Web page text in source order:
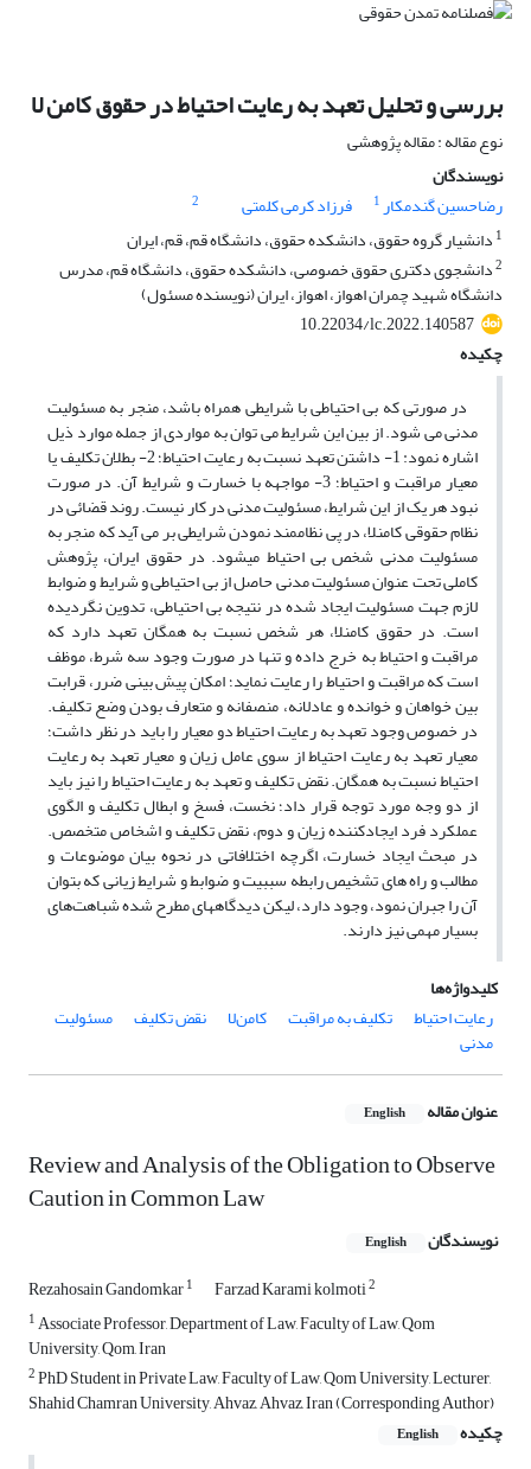
بررسی و تحلیل تعهد به رعایت احتیاط در حقوق کامن لا
نوع مقاله : مقاله پژوهشی
نویسندگان
رضاحسین گندمکار1 فرزاد کرمی کلمتی
2
1 دانشیار گروه حقوق، دانشکده حقوق، دانشگاه قم، قم، ایران
2دانشجوی دکتری حقوق خصوصی، دانشکده حقوق، دانشگاه قم، مدرس
دانشگاه شهید چمران اهواز، اهواز، ایران (نویسنده مسئول)
10.22034/lc.2022.140587
چکیده
در صورتی که بی احتیاطی با شرایطی همراه باشد، منجر به مسئولیت
مدنی می شود. از بین این شرایط می توان به مواردی از جمله موارد ذیل
اشاره نمود: 1- داشتن تعهد نسبت به رعایت احتیاط؛ 2- بطلان تکلیف یا
معیار مراقبت و احتیاط؛ 3- مواجهه با خسارت و شرایط آن. در صورت
نبود هر یک از این شرایط، مسئولیت مدنی در کار نیست. روند قضائی در
نظام حقوقی کامن­لا، در پی نظام­مند نمودن شرایطی بر می آید که منجر به
مسئولیت مدنی شخص بی احتیاط می‏شود. در حقوق ایران، پژوهش
کاملی تحت عنوان مسئولیت مدنی حاصل از بی احتیاطی و شرایط و ضوابط
لازم جهت مسئولیت ایجاد شده در نتیجه بی احتیاطی، تدوین نگردیده
است. در حقوق کامن­لا، هر شخص نسبت به همگان تعهد دارد که
مراقبت و احتیاط به خرج داده و تنها در صورت وجود سه شرط، موظف
است که مراقبت و احتیاط را رعایت نماید؛ امکان پیش بینی ضرر، قرابت
بین خواهان و خوانده و عادلانه، منصفانه و متعارف بودن وضع تکلیف.
در خصوص وجود تعهد به رعایت احتیاط دو معیار را باید در نظر داشت؛
معیار تعهد به رعایت احتیاط از سوی عامل زیان و معیار تعهد به رعایت
احتیاط نسبت به همگان. نقض تکلیف و تعهد به رعایت احتیاط را نیز باید
از دو وجه مورد توجه قرار داد؛ نخست، فسخ و ابطال تکلیف و الگوی
عملکرد فرد ایجادکننده زیان و دوم، نقض تکلیف و اشخاص متخصص.
در مبحث ایجاد خسارت، اگرچه اختلافاتی در نحوه بیان موضوعات و
مطالب و راه های تشخیص رابطه سببیت و ضوابط و شرایط زیانی که بتوان
آن را جبران نمود، وجود دارد، لیکن دیدگاه‏های مطرح شده شباهت‌های
بسیار مهمی نیز دارند.
کلیدواژه‌ها
رعایت احتیاط
تکلیف به مراقبت کامن‌لا نقض تکلیف مسئولیت
مدنی
عنوان مقاله English
Review and Analysis of the Obligation to Observe
Caution in Common Law
نویسندگان English
Rezahosain Gandomkar1 Farzad Karami kolmoti2
1Associate Professor, Department of Law, Faculty of Law, Qom
University, Qom, Iran
2PhD Student in Private Law, Faculty of Law, Qom University, Lecturer,
Shahid Chamran University, Ahvaz, Ahvaz, Iran (Corresponding Author)
چکیده
English